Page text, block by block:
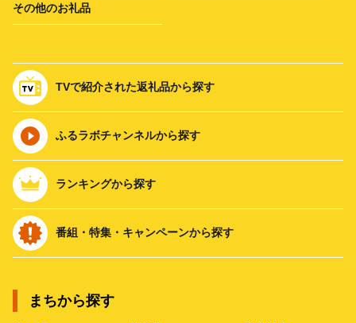
その他のお礼品
TVで紹介された返礼品から探す
ふるラボチャンネルから探す
ランキングから探す
番組・特集・キャンペーンから探す
まちから探す